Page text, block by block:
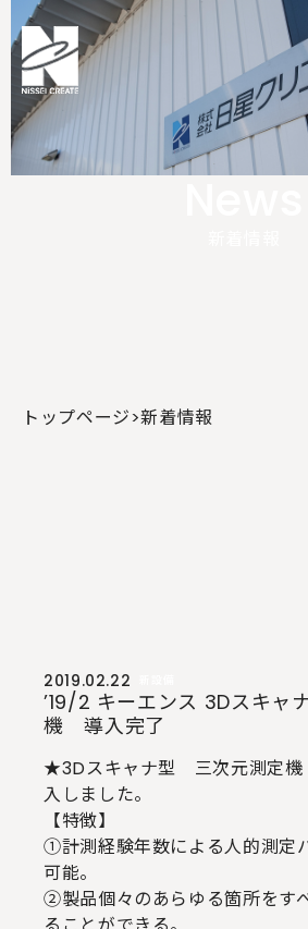
トップページ>新着情報
2019.02.22
’19/2 キーエンス 3Dスキャ
機 導入完了
★3Dスキャナ型 三次元測定機
入しました。
【特徴】
①計測経験年数による人的測定
可能。
②製品個々のあらゆる箇所をす